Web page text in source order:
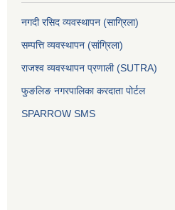
नगदी रसिद व्यवस्थापन (साग्रिला)
सम्पत्ति व्यवस्थापन (सांग्रिला)
राजश्व व्यवस्थापन प्रणाली (SUTRA)
फुङलिङ नगरपालिका करदाता पोर्टल
SPARROW SMS